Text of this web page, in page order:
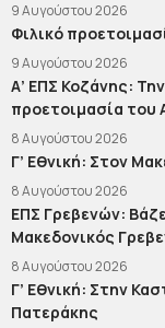
9 Αυγούστου 2026
Φιλικό
9 Αυγούστου 2026
Α’ ΕΠΣ Κοζάνης:
προετοιμασία του
8 Αυγούστου 2026
Γ’ Εθνική: Στον
8 Αυγούστου 2026
ΕΠΣ Γρεβενών:
Μακεδονικός
8 Αυγούστου 2026
Γ’ Εθνική: Στην
Πατεράκης